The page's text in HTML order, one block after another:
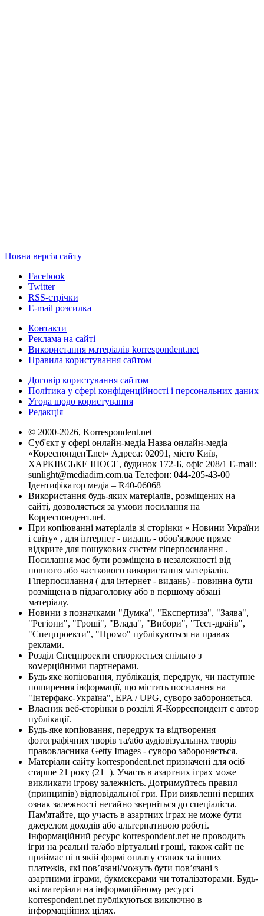
Повна версія сайту
Facebook
Twitter
RSS-стрічки
E-mail розсилка
Контакти
Реклама на сайті
Використання матеріалів korrespondent.net
Правила користування сайтом
Договір користування сайтом
Політика у сфері конфіденційності і персональних даних
Угода щодо користування
Редакція
© 2000-2026, Korrespondent.net
Суб'єкт у сфері онлайн-медіа Назва онлайн-медіа –
«КореспонденТ.net» Адреса: 02091, місто Київ,
ХАРКІВСЬКЕ ШОСЕ, будинок 172-Б, офіс 208/1 E-mail:
sunlight@mediadim.com.ua Телефон: 044-205-43-00
Ідентифікатор медіа – R40-06068
Використання будь-яких матеріалів, розміщених на
сайті, дозволяється за умови посилання на
Корреспондент.net.
При копіюванні матеріалів зі сторінки « Новини України
і світу» , для інтернет - видань - обов'язкове пряме
відкрите для пошукових систем гіперпосилання .
Посилання має бути розміщена в незалежності від
повного або часткового використання матеріалів.
Гіперпосилання ( для інтернет - видань) - повинна бути
розміщена в підзаголовку або в першому абзаці
матеріалу.
Новини з позначками "Думка", "Експертиза", "Заява",
"Регіони", "Гроші", "Влада", "Вибори", "Тест-драйв",
"Спецпроекти", "Промо" публікуються на правах
реклами.
Розділ Спецпроекти створюється спільно з
комерційними партнерами.
Будь яке копіювання, публікація, передрук, чи наступне
поширення інформації, що містить посилання на
"Інтерфакс-Україна", EPA / UPG, суворо забороняється.
Власник веб-сторінки в розділі Я-Корреспондент є автор
публікації.
Будь-яке копіювання, передрук та відтворення
фотографічних творів та/або аудіовізуальних творів
правовласника Getty Images - суворо забороняється.
Матеріали сайту korrespondent.net призначені для осіб
старше 21 року (21+). Участь в азартних іграх може
викликати ігрову залежність. Дотримуйтесь правил
(принципів) відповідальної гри. При виявленні перших
ознак залежності негайно зверніться до спеціаліста.
Пам'ятайте, що участь в азартних іграх не може бути
джерелом доходів або альтернативою роботі.
Інформаційний ресурс korrespondent.net не проводить
ігри на реальні та/або віртуальні гроші, також сайт не
приймає ні в якій формі оплату ставок та інших
платежів, які пов’язані/можуть бути пов’язані з
азартними іграми, букмекерами чи тоталізаторами. Будь-
які матеріали на інформаційному ресурсі
korrespondent.net публікуються виключно в
інформаційних цілях.